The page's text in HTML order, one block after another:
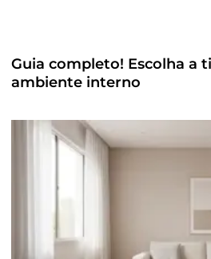
Guia completo! Escolha a
ambiente interno